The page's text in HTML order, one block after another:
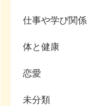
仕事や学び関係
体と健康
恋愛
未分類